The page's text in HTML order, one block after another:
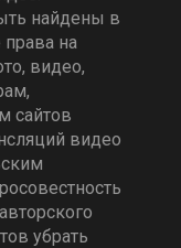
найдены в
на
видео,
сайтов
видео
убрать